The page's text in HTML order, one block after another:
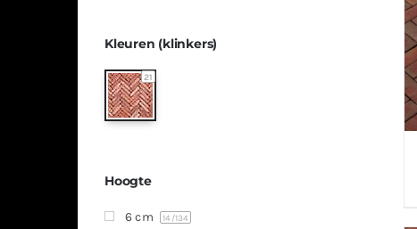
Kleuren (klinkers)
21
Hoogte
6 cm 14 /134